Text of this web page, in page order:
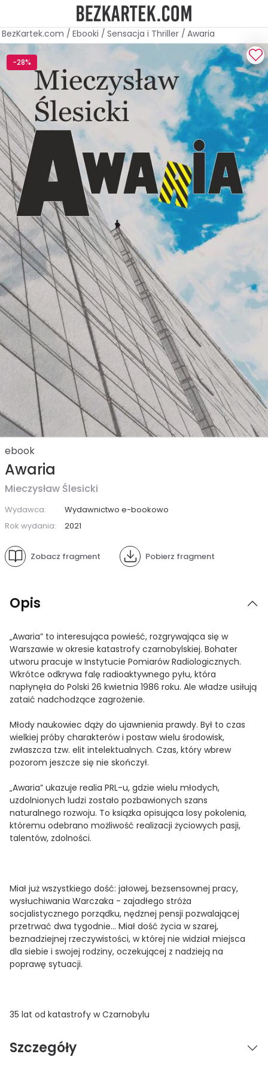
BezKartek.com / Ebooki / Sensacja i Thriller / Awaria
-28%
ebook
Awaria
Mieczysław Ślesicki
Wydawca:
Wydawnictwo e-bookowo
Rok wydania:
2021
Zobacz fragment Pobierz fragment
Opis
„Awaria” to interesująca powieść, rozgrywająca się w
Warszawie w okresie katastrofy czarnobylskiej. Bohater
utworu pracuje w Instytucie Pomiarów Radiologicznych.
Wkrótce odkrywa falę radioaktywnego pyłu, która
napłynęła do Polski 26 kwietnia 1986 roku. Ale władze usiłują
zataić nadchodzące zagrożenie.
Młody naukowiec dąży do ujawnienia prawdy. Był to czas
wielkiej próby charakterów i postaw wielu środowisk,
zwłaszcza tzw. elit intelektualnych. Czas, który wbrew
pozorom jeszcze się nie skończył.
„Awaria” ukazuje realia PRL-u, gdzie wielu młodych,
uzdolnionych ludzi zostało pozbawionych szans
naturalnego rozwoju. To książka opisująca losy pokolenia,
któremu odebrano możliwość realizacji życiowych pasji,
talentów, zdolności.
Miał już wszystkiego dość: jałowej, bezsensownej pracy,
wysłuchiwania Warczaka - zajadłego stróża
socjalistycznego porządku, nędznej pensji pozwalającej
przetrwać dwa tygodnie... Miał dość życia w szarej,
beznadziejnej rzeczywistości, w której nie widział miejsca
dla siebie i swojej rodziny, oczekującej z nadzieją na
poprawę sytuacji.
35 lat od katastrofy w Czarnobylu
Szczegóły